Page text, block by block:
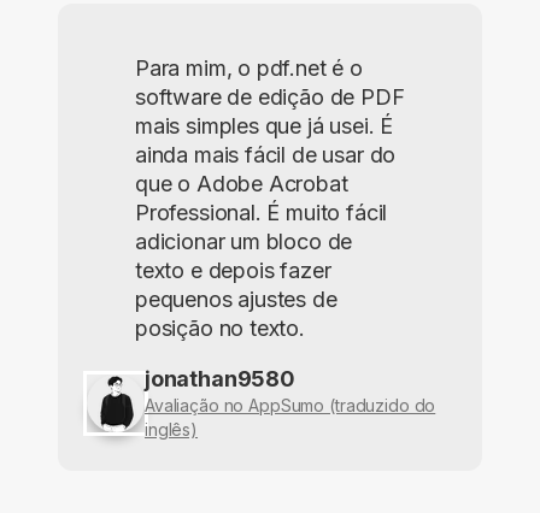
Para mim, o pdf.net é o
software de edição de PDF
mais simples que já usei. É
ainda mais fácil de usar do
que o Adobe Acrobat
Professional. É muito fácil
adicionar um bloco de
texto e depois fazer
pequenos ajustes de
posição no texto.
jonathan9580
Avaliação no AppSumo (traduzido do
inglês)